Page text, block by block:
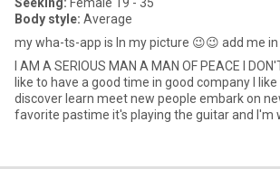
Body style: Average
my wha-ts-app is In my picture 😉😉 add me
I AM A SERIOUS MAN A MAN OF PEACE I
like to have a good time in good company I
discover learn meet new people embark on
favorite pastime it's playing the guitar and I'm